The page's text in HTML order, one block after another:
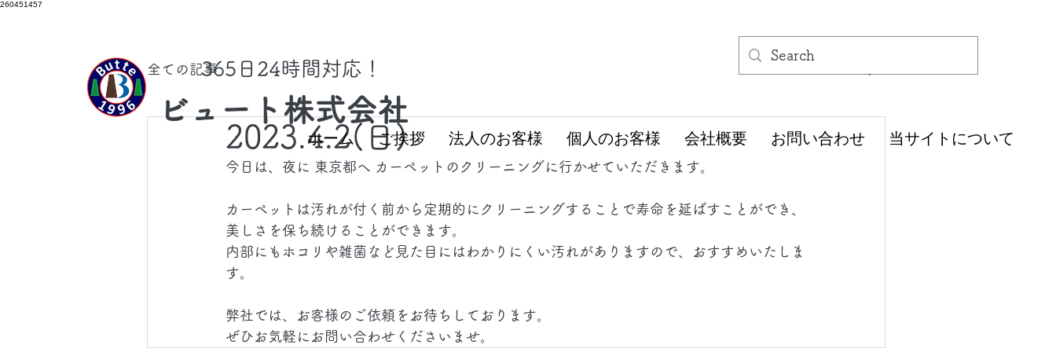
260451457
ビュート株式会社
​365日24時間対応！
ホーム ご挨拶 法人のお客様 個人のお客様 会社概要 お問い合わせ 当サイトについて
全ての記事
2023.4.2(日)
今日は、夜に 東京都へ カーペットのクリーニングに行かせていただきます。
カーペットは汚れが付く前から定期的にクリーニングすることで寿命を延ばすことができ、
美しさを保ち続けることができます。
内部にもホコリや雑菌など見た目にはわかりにくい汚れがありますので、おすすめいたしま
す。
弊社では、お客様のご依頼をお待ちしております。
ぜひお気軽にお問い合わせくださいませ。